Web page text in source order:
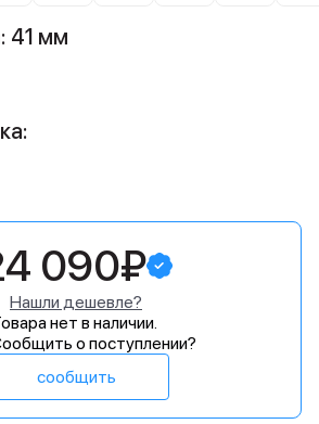
41 мм
090₽
Нашли дешевле?
нет в наличии.
о поступлении?
сообщить